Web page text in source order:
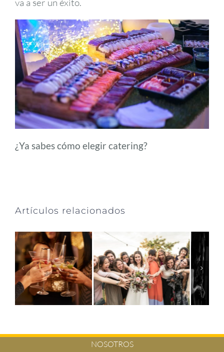
va a ser un éxito.
¿Ya sabes cómo elegir catering?
Artículos relacionados
Barra libre
para bodas:
Todo lo que
necesitas
saber
Cómo vestirse
para una boda
en una finca
NOSOTROS